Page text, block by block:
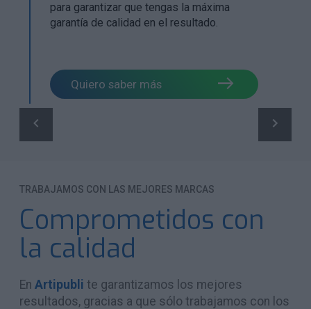
para garantizar que tengas la máxima
garantía de calidad en el resultado.
Quiero saber más
TRABAJAMOS CON LAS MEJORES MARCAS
Comprometidos con
la calidad
En Artipubli te garantizamos los mejores
resultados, gracias a que sólo trabajamos con los